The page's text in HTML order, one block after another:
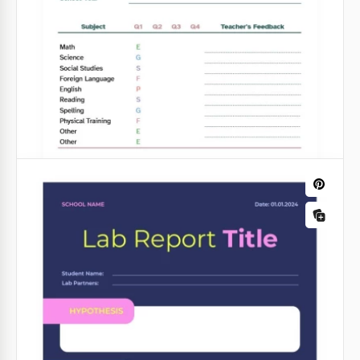
Google Docs
Procedimento: Resultados: Discussão:
Conclusão:
Google Docs